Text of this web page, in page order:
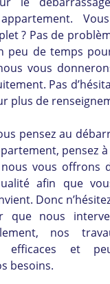
? Pas de
peu de temps
vous
Pas
plus de
pensez au
pensez
vous offrons
afin que
Donc
que nous
nos
efficaces et
besoins.